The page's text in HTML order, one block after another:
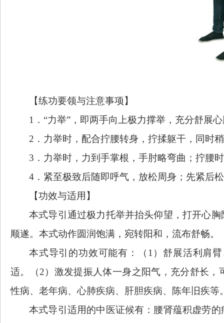
【练功要领与注意事项】
1． “力举”，即两手向上极力撑举，充分舒展
2． 力举时，配合拧腰转身，拧揉躯干，同时
3． 力举时，力到手掌根，手肘略弯曲；拧腰
4． 紧至极致后随即呼气，放松周身；先紧后
【功效与适用】
本式导引通过极力托举并抬头仰望，打开心
顺遂。本式动作圆润饱满，宛转阳和，流布舒畅。
本式导引的功效可能有：（ 1）舒展活利肩
适。（2）激发提振人体一身之阳气，充分舒长
性病、老年病、心肺疾病、肝胆疾病、陈年旧疾等
本式导引适用的中医证候有：腰肾蕴积虚劳